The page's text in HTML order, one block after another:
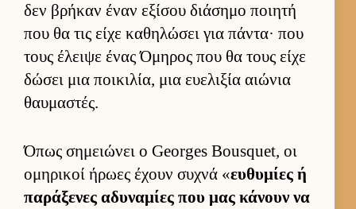
δεν βρήκαν έναν εξίσου διάσημο ποι­ητή
που θα τις είχε καθηλώσει για πάντα· που
τους έλειψε ένας Όμηρος που θα τους είχε
δώσει μια ποι­κιλία, μια ευ­ελιξία αιώνια
θαυ­μαστές.
Όπως σημειώνει ο Georges Bousquet, οι
ομηρικοί ήρωες έχουν συχνά «ευ­θυμίες ή
παράξενες αδυναμίες που μας κάνουν να